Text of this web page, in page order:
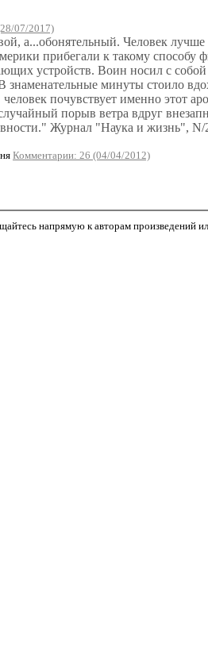
07/2017)
а...обонятельный. Человек лучше
прибегали к такому способу
устройств. Воин носил с
минуты стоило
почувствует именно этот
порыв ветра вдруг
Журнал "Наука и жизнь", N/
Комментарии: 26 (04/04/2012)
напрямую к авторам произведений